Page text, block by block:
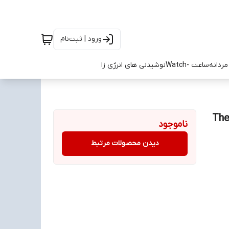
ورود | ثبت‌نام
ساعت -Watch نوشیدنی های انرژی زا
کتونی نورث فیس گورتکس مشکی طوسی سایز ۴۰ تا ۴۵ The
ناموجود
دیدن محصولات مرتبط